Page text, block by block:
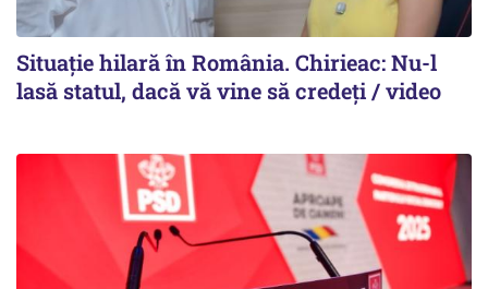
Situație hilară în România. Chirieac: Nu-l
lasă statul, dacă vă vine să credeți / video